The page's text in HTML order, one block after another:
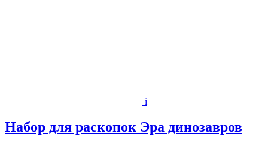
i
Набор для раскопок Эра динозавров